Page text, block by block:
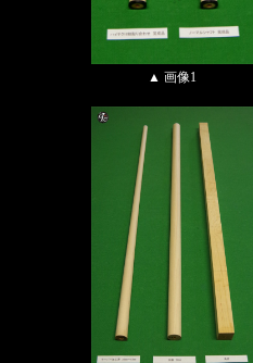
▲ 画像1